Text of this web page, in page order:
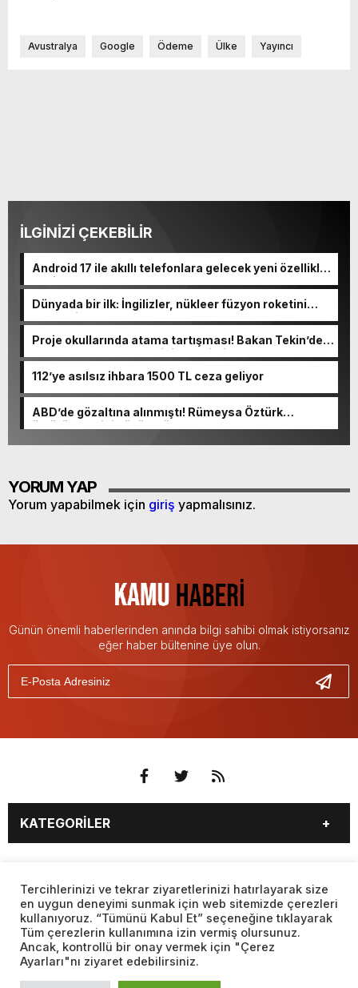
Avustralya Google Ödeme Ülke Yayıncı
İLGİNİZİ ÇEKEBİLİR
Android 17 ile akıllı telefonlara gelecek yeni özellikler
belli oldu
Dünyada bir ilk: İngilizler, nükleer füzyon roketini
ateşledi
Proje okullarında atama tartışması! Bakan Tekin’den
“Sıkıntı yaşanmaması için takvimi erken başlattık”
112’ye asılsız ihbara 1500 TL ceza geliyor
ABD’de gözaltına alınmıştı! Rümeysa Öztürk
öldürüleceğini düşünmüş
YORUM YAP
Yorum yapabilmek için giriş yapmalısınız.
Günün önemli haberlerinden anında bilgi sahibi olmak istiyorsanız
eğer haber bültenine üye olun.
KATEGORİLER
EĞİTİM
SAĞLIK
YAŞAM
SPOR
MAGAZİN
KÜLTÜR SANAT
TEKNOLOJİ
DÜNYA
SAYFALAR
BURÇLAR
CANLI BORSA
CANLI SONUÇLAR
CANLI TV
FİKSTÜR
FİRMA EKLE
Web sitemizde yer alan haber içerikleri izin alınmadan,
kaynak gösterilerek dahi iktibas edilemez. Kanuna aykırı ve
izinsiz olarak kopyalanamaz, başka yerde yayınlanamaz.
Tercihlerinizi ve tekrar ziyaretlerinizi hatırlayarak size
en uygun deneyimi sunmak için web sitemizde çerezleri
kullanıyoruz. “Tümünü Kabul Et” seçeneğine tıklayarak
Tüm çerezlerin kullanımına izin vermiş olursunuz.
Ancak, kontrollü bir onay vermek için "Çerez
Ayarları"nı ziyaret edebilirsiniz.